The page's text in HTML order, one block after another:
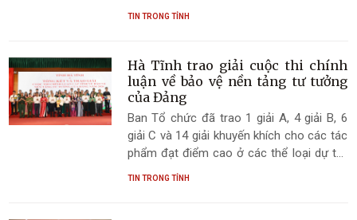
phẩm và sách giáo khoa cho Làng trẻ em
(Tổ chức Tzu Chi) tài trợ.
TIN TRONG TỈNH
Hà Tĩnh trao giải cuộc thi chính
luận về bảo vệ nền tảng tư tưởng
của Đảng
Ban Tổ chức đã trao 1 giải A, 4 giải B, 6
giải C và 14 giải khuyến khích cho các tác
phẩm đạt điểm cao ở các thể loại dự thi.
Đồng thời lựa chọn 50 tác phẩm tham gia
TIN TRONG TỈNH